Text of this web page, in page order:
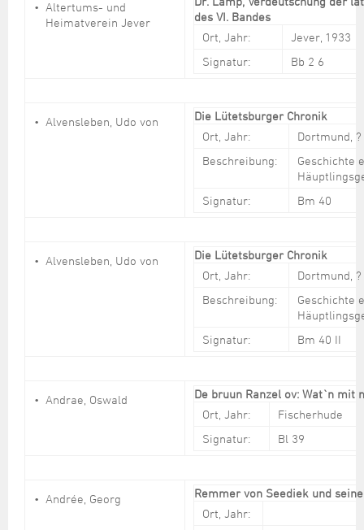
Altertums- und
Heimatverein Jever
des VI. Bandes
Ort, Jahr:
Jever, 1933
Signatur:
Bb 2 6
Alvensleben, Udo von
Die Lütetsburger Chronik
Ort, Jahr:
Dortmund, ?
Beschreibung:
Geschichte
Signatur:
Bm 40
Alvensleben, Udo von
Die Lütetsburger Chronik
Ort, Jahr:
Dortmund, ?
Beschreibung:
Geschichte
Signatur:
Bm 40 II
Andrae, Oswald
De bruun Ranzel ov: Wat`n mit
Ort, Jahr:
Fischerhude
Signatur:
Bl 39
Andrée, Georg
Remmer von Seediek und
Ort, Jahr: